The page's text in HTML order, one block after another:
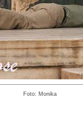
Foto: Monika